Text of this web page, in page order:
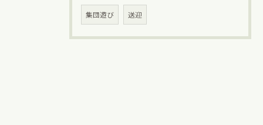
集団遊び 送迎